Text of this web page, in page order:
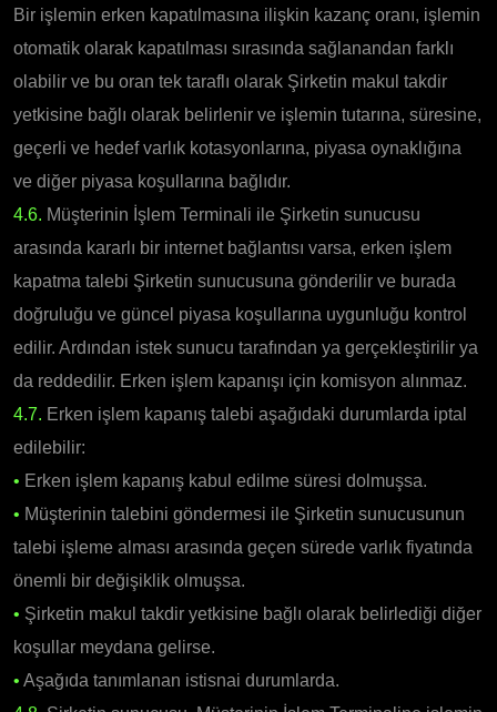
Bir işlemin erken kapatılmasına ilişkin kazanç oranı, işlemin
otomatik olarak kapatılması sırasında sağlanandan farklı
olabilir ve bu oran tek taraflı olarak Şirketin makul takdir
yetkisine bağlı olarak belirlenir ve işlemin tutarına, süresine,
geçerli ve hedef varlık kotasyonlarına, piyasa oynaklığına
ve diğer piyasa koşullarına bağlıdır.
4.6. Müşterinin İşlem Terminali ile Şirketin sunucusu
arasında kararlı bir internet bağlantısı varsa, erken işlem
kapatma talebi Şirketin sunucusuna gönderilir ve burada
doğruluğu ve güncel piyasa koşullarına uygunluğu kontrol
edilir. Ardından istek sunucu tarafından ya gerçekleştirilir ya
da reddedilir. Erken işlem kapanışı için komisyon alınmaz.
4.7. Erken işlem kapanış talebi aşağıdaki durumlarda iptal
edilebilir:
• Erken işlem kapanış kabul edilme süresi dolmuşsa.
• Müşterinin talebini göndermesi ile Şirketin sunucusunun
talebi işleme alması arasında geçen sürede varlık fiyatında
önemli bir değişiklik olmuşsa.
• Şirketin makul takdir yetkisine bağlı olarak belirlediği diğer
koşullar meydana gelirse.
• Aşağıda tanımlanan istisnai durumlarda.